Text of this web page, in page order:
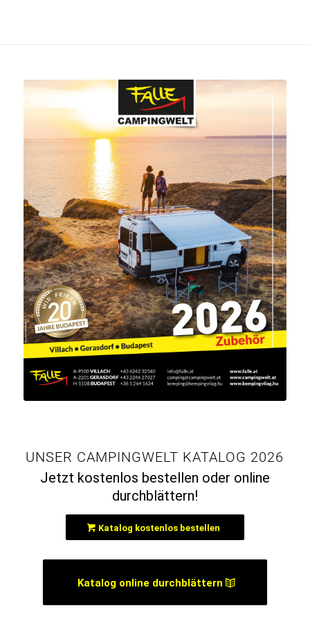
UNSER CAMPINGWELT KATALOG 2026
Jetzt kostenlos bestellen oder online
durchblättern!
Katalog kostenlos bestellen
Katalog online durchblättern